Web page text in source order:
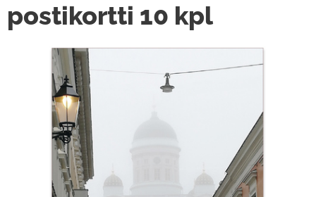
postikortti 10 kpl